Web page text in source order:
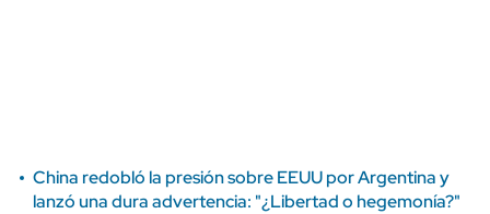
China redobló la presión sobre EEUU por Argentina y
lanzó una dura advertencia: "¿Libertad o hegemonía?"